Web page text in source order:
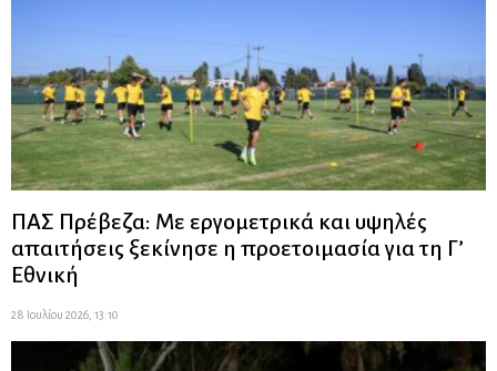
ΠΑΣ Πρέβεζα: Με εργομετρικά και υψηλές
απαιτήσεις ξεκίνησε η προετοιμασία για τη Γ’
Εθνική
28 Ιουλίου 2026, 13:10